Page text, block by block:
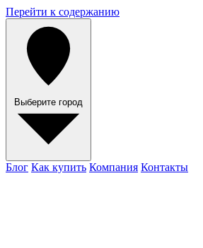
Перейти к содержанию
Выберите город
Блог Как купить Компания Контакты